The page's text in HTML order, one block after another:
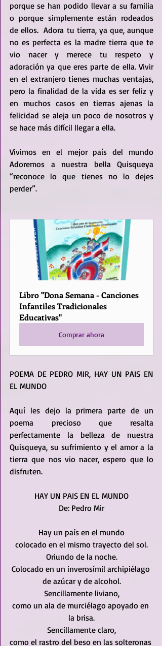
porque se han podido llevar a su familia
o porque simplemente están rodeados
de ellos.  Adora tu tierra, ya que, aunque
no es perfecta es la madre tierra que te
vio nacer y merece tu respeto y
adoración ya que eres parte de ella. Vivir
en el extranjero tienes muchas ventajas,
pero la finalidad de la vida es ser feliz y
en muchos casos en tierras ajenas la
felicidad se aleja un poco de nosotros y
se hace más difícil llegar a ella.
Vivimos en el mejor país del mundo
Adoremos a nuestra bella Quisqueya
“reconoce lo que tienes no lo dejes
perder”.
Libro "Dona Semana - Canciones
Infantiles Tradicionales
Educativas"
Comprar ahora
POEMA DE PEDRO MIR, HAY UN PAIS EN
EL MUNDO
Aquí les dejo la primera parte de un
poema precioso que resalta
perfectamente la belleza de nuestra
Quisqueya, su sufrimiento y el amor a la
tierra que nos vio nacer, espero que lo
disfruten.
HAY UN PAIS EN EL MUNDO
De: Pedro Mir
Hay un país en el mundo
colocado en el mismo trayecto del sol.
Oriundo de la noche.
Colocado en un inverosímil archipiélago
de azúcar y de alcohol.
Sencillamente liviano,
como un ala de murciélago apoyado en
la brisa.
Sencillamente claro,
como el rastro del beso en las solteronas